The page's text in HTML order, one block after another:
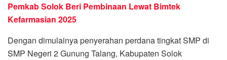
Pemkab Solok Beri Pembinaan Lewat Bimtek
Kefarmasian 2025
Dengan dimulainya penyerahan perdana tingkat SMP di
SMP Negeri 2 Gunung Talang, Kabupaten Solok